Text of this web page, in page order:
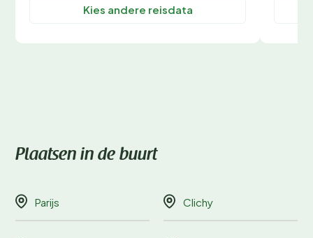
Kies andere reisdata
Plaatsen in de buurt
Parijs Clichy